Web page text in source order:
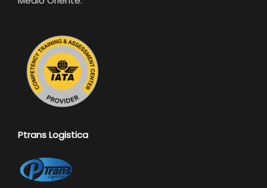
Ptrans Logistica